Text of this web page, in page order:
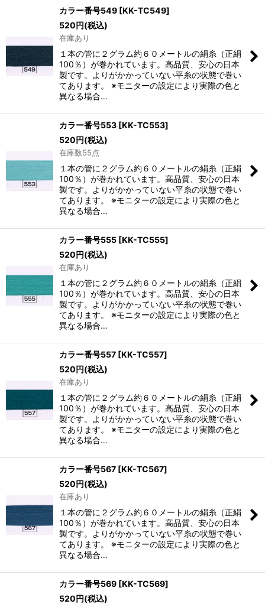
カラー番号549 [KK-TC549]
520円(税込)
在庫あり
１本の管に２グラム約６０メートルの絹糸（正絹
100％）が巻かれています。高品質、安心の日本
製です。よりがかかっていない平糸の状態で巻い
てあります。 ※モニターの設定により実際の色と
異なる場合…
カラー番号553 [KK-TC553]
520円(税込)
在庫数55点
１本の管に２グラム約６０メートルの絹糸（正絹
100％）が巻かれています。高品質、安心の日本
製です。よりがかかっていない平糸の状態で巻い
てあります。 ※モニターの設定により実際の色と
異なる場合…
カラー番号555 [KK-TC555]
520円(税込)
在庫あり
１本の管に２グラム約６０メートルの絹糸（正絹
100％）が巻かれています。高品質、安心の日本
製です。よりがかかっていない平糸の状態で巻い
てあります。 ※モニターの設定により実際の色と
異なる場合…
カラー番号557 [KK-TC557]
520円(税込)
在庫あり
１本の管に２グラム約６０メートルの絹糸（正絹
100％）が巻かれています。高品質、安心の日本
製です。よりがかかっていない平糸の状態で巻い
てあります。 ※モニターの設定により実際の色と
異なる場合…
カラー番号567 [KK-TC567]
520円(税込)
在庫あり
１本の管に２グラム約６０メートルの絹糸（正絹
100％）が巻かれています。高品質、安心の日本
製です。よりがかかっていない平糸の状態で巻い
てあります。 ※モニターの設定により実際の色と
異なる場合…
カラー番号569 [KK-TC569]
520円(税込)